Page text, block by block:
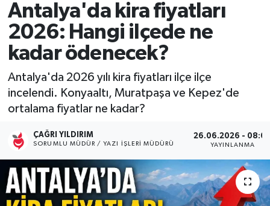
Antalya'da kira fiyatları
2026: Hangi ilçede ne
kadar ödenecek?
Antalya'da 2026 yılı kira fiyatları ilçe ilçe
incelendi. Konyaaltı, Muratpaşa ve Kepez'de
ortalama fiyatlar ne kadar?
ÇAĞRI YILDIRIM
SORUMLU MÜDÜR / YAZI İŞLERI MÜDÜRÜ
26.06.2026 -
YAYINLANMA
Genel
Güncel
Güvenlik
Medya
Tüm Manşetler
Son Dakika Haberleri
Haber Arşivi